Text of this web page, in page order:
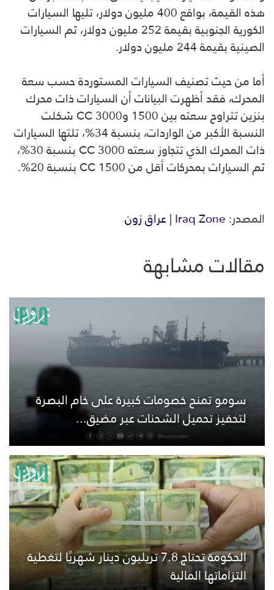
هذه القيمة، بواقع 400 مليون دولار، تليها السيارات
الكورية الجنوبية بقيمة 252 مليون دولار، ثم السيارات
الصينية بقيمة 244 مليون دولار.
أما من حيث تصنيف السيارات المستوردة حسب سعة
المحرك، فقد أظهرت البيانات أن السيارات ذات محرك
بنزين تتراوح سعته بين 1500 و3000 CC شكلت
النسبة الأكبر من الواردات، بنسبة 34%، تلتها السيارات
ذات المحرك الذي تتجاوز سعته 3000 CC بنسبة 30%،
ثم السيارات بمحركات أقل من 1500 CC بنسبة 20%.
المصدر:Iraq Zone | عراق زون
مقالات مشابهة
سومو تمنح خصومات كبيرة على خام البصرة
لتحفيز تحميل الشحنات عبر مضيق...
الحكومة تحتاج 7.8 تريليون دينار شهريًا لتغطية
التزاماتها المالية